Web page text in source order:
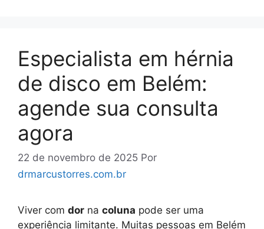
Especialista em hérnia
de disco em Belém:
agende sua consulta
agora
22 de novembro de 2025 Por
drmarcustorres.com.br
Viver com dor na coluna pode ser uma
experiência limitante. Muitas pessoas em Belém